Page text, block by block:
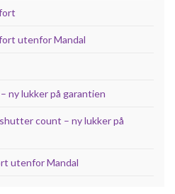
utenfor Mandal
ny lukker på garantien
count – ny lukker på
utenfor Mandal